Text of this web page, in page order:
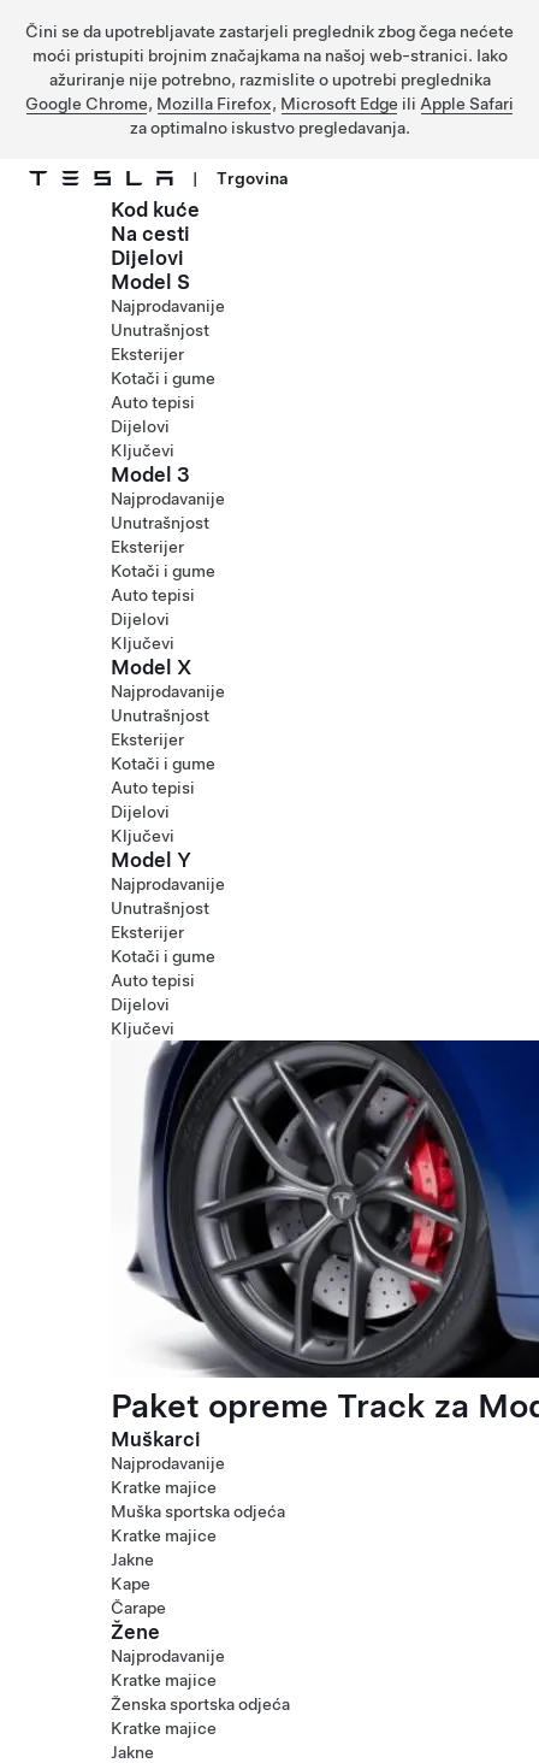
Čini se da upotrebljavate zastarjeli preglednik zbog čega nećete
moći pristupiti brojnim značajkama na našoj web-stranici. Iako
ažuriranje nije potrebno, razmislite o upotrebi preglednika
Google Chrome, Mozilla Firefox, Microsoft Edge ili Apple Safari
za optimalno iskustvo pregledavanja.
Prijeđite na glavni sadržaj
| Trgovina
Kod kuće
Na cesti
Dijelovi
Model S
Najprodavanije
Unutrašnjost
Eksterijer
Kotači i gume
Auto tepisi
Dijelovi
Ključevi
Model 3
Najprodavanije
Unutrašnjost
Eksterijer
Kotači i gume
Auto tepisi
Dijelovi
Ključevi
Model X
Najprodavanije
Unutrašnjost
Eksterijer
Kotači i gume
Auto tepisi
Dijelovi
Ključevi
Model Y
Najprodavanije
Unutrašnjost
Eksterijer
Kotači i gume
Auto tepisi
Dijelovi
Ključevi
Paket opreme Track za
Muškarci
Najprodavanije
Kratke majice
Muška sportska odjeća
Kratke majice
Jakne
Kape
Čarape
Žene
Najprodavanije
Kratke majice
Ženska sportska odjeća
Kratke majice
Jakne